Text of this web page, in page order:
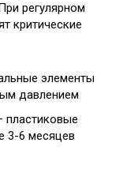
регулярном
критические
элементы
давлением
пластиковые
3-6 месяцев